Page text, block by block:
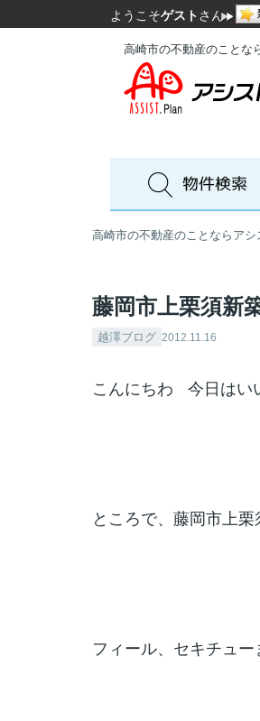
ようこそゲスト さん
高崎市の不動産のことな
高崎市の不動産のことならアシ
藤岡市上栗須新
越澤ブログ 2012.11.16
こんにちわ 今日はい
ところで、藤岡市上
フィール、セキチュ